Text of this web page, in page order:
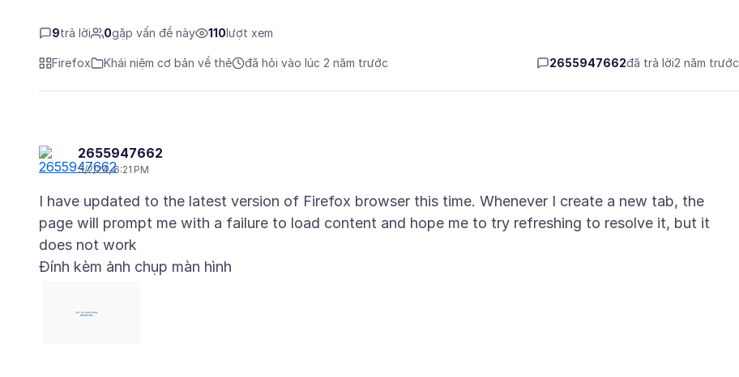
9trả lời 0gặp vấn đề này 110 lượt xem
Firefox Khái niệm cơ bản về thẻ đã hỏi vào lúc 2 năm trước 2655947662đã trả lời2 năm trước
2655947662
3/2/24, 6:21 PM
I have updated to the latest version of Firefox browser this time. Whenever I create a new tab, the
page will prompt me with a failure to load content and hope me to try refreshing to resolve it, but it
Đính kèm ảnh chụp màn hình